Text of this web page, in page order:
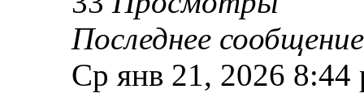
Последнее
Ср янв 21, 2026 8:44